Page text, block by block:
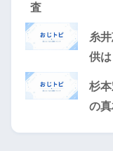
査
糸
供
杉
の